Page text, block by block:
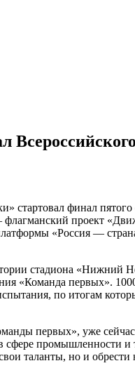
финал пятого
проект
«Россия —
стадиона «Нижний
«Команда первых».
по итогам
первых», уже
промышленности и
таланты, но и